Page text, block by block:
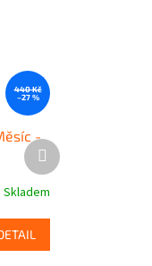
440 Kč
–27 %
-
Skladem
Další
produkt